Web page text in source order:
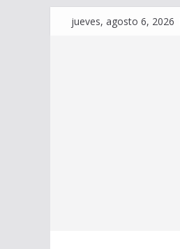
jueves, agosto 6, 2026